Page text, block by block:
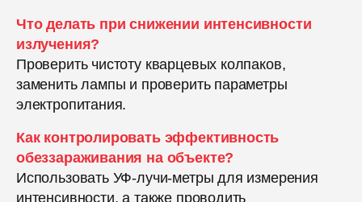
Что делать при снижении интенсивности
излучения?
Проверить чистоту кварцевых колпаков,
заменить лампы и проверить параметры
электропитания.
Как контролировать эффективность
обеззараживания на объекте?
Использовать УФ-лучи-метры для измерения
интенсивности, а также проводить